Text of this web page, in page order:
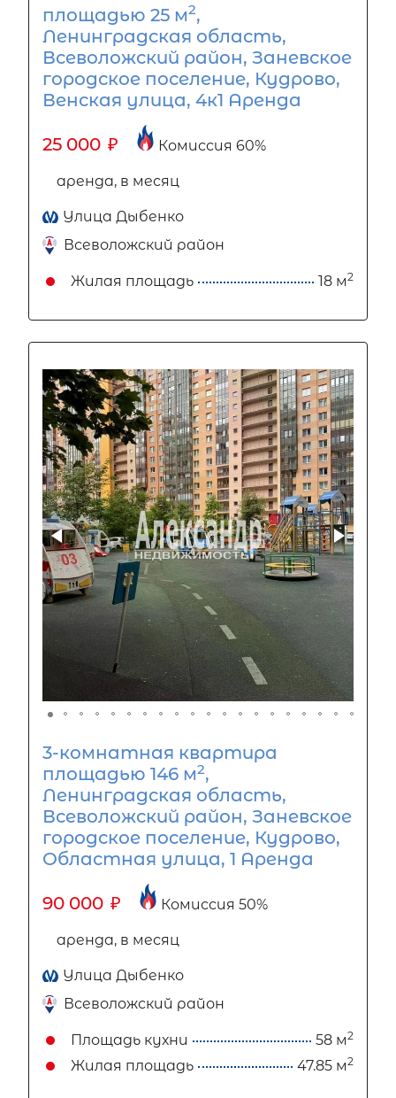
площадью 25 м2,
Ленинградская область,
Всеволожский район, Заневское
городское поселение, Кудрово,
Венская улица, 4к1 Аренда
25 000 ₽ Комиссия 60%
аренда, в месяц
Улица Дыбенко
Всеволожский район
Жилая площадь 18 м2
3-комнатная квартира
площадью 146 м2,
Ленинградская область,
Всеволожский район, Заневское
городское поселение, Кудрово,
Областная улица, 1 Аренда
90 000 ₽ Комиссия 50%
аренда, в месяц
Улица Дыбенко
Всеволожский район
Площадь кухни 58 м2
Жилая площадь 47.85 м2